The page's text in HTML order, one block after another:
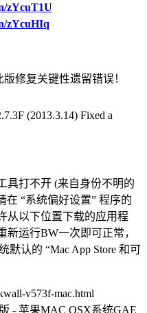
zYcuT1U
zYcuHIq
版修复关键性遗留错误！
(2013.3.14) Fixed a
具打不开 (来自身份不明的
在 “系统偏好设置” 程序的
从以下位置下载的应用程
新运行BW一次即可正常，
认的 “Mac App Store 和可
v573f-mac.html
- 苹果MAC OSX系统GAE